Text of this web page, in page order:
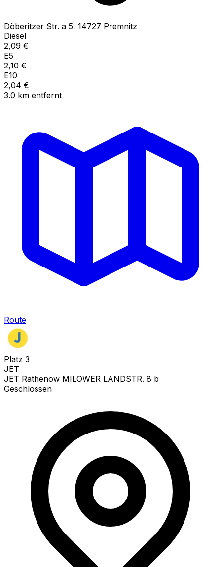
Döberitzer Str. a 5, 14727 Premnitz
Diesel
2,09 €
E5
2,10 €
E10
2,04 €
3.0 km entfernt
Route
Platz 3
JET
JET Rathenow MILOWER LANDSTR. 8 b
Geschlossen